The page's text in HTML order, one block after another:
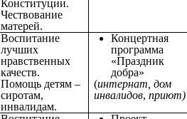
Конституции.
Чествование
матерей.
Воспитание
лучших
нравственных
качеств.
Помощь детям –
сиротам,
инвалидам.
Концертная
программа
«Праздник
добра»
(интернат, дом
инвалидов, приют)